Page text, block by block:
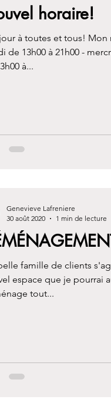
horaire!
à toutes et tous! Mon
de 13h00 à 21h00 -
à...
famille de clients
espace que je pourrai
tout...
Genevieve Lafreniere
30 août 2020
1 min de lecture